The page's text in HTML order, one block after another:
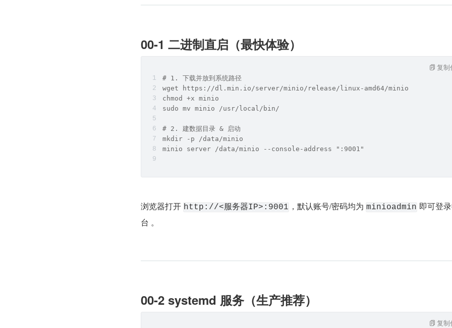
00-1 二进制直启（最快体验）
# 1. 下载并放到系统路径
wget https://dl.min.io/server/minio/release/linux-amd64/minio
chmod +x minio
sudo mv minio /usr/local/bin/
# 2. 建数据目录 & 启动
mkdir -p /data/minio
minio server /data/minio --console-address ":9001"
复制
浏览器打开 http://<服务器IP>:9001 ，默认账号/密码均为 minioadmin 即可登
台 。
00-2 systemd 服务（生产推荐）
复制